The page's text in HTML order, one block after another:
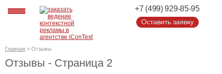
+7 (499) 929-85-95
Оставить заявку
Оставить заявку
Главная > Отзывы
Отзывы - Страница 2